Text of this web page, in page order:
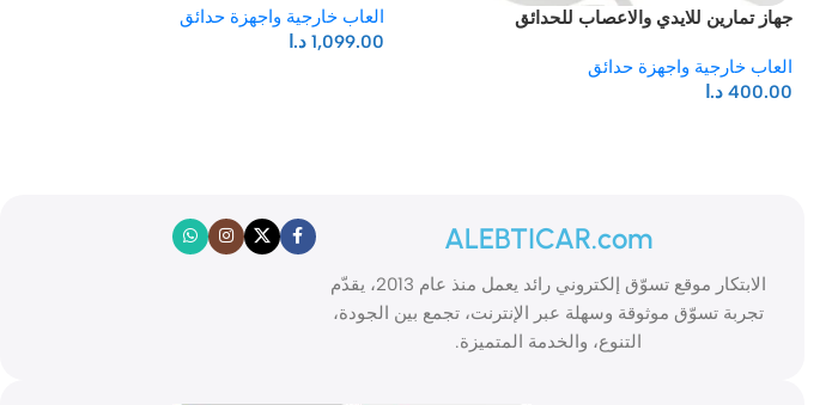
جهاز تمارين للايدي والاعصاب للحدائق
العاب خارجية واجهزة حدائق
400.00 د.ا
العاب خارجية واجهزة حدائق
1,099.00 د.ا
ALEBTICAR.com
الابتكار موقع تسوّق إلكتروني رائد يعمل منذ عام 2013، يقدّم
تجربة تسوّق موثوقة وسهلة عبر الإنترنت، تجمع بين الجودة،
التنوع، والخدمة المتميزة.